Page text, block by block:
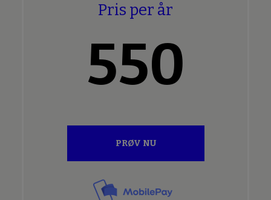
Pris per år
550
PRØV NU